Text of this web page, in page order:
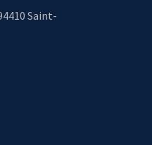
Saint-